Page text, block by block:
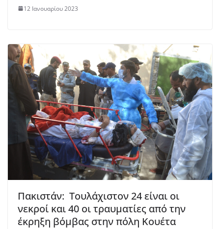
12 Ιανουαρίου 2023
Πακιστάν: Τουλάχιστον 24 είναι οι
νεκροί και 40 οι τραυματίες από την
έκρηξη βόμβας στην πόλη Κουέτα